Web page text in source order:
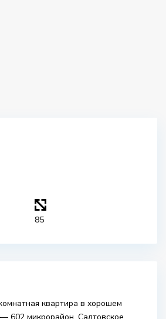
85
квартира в хорошем